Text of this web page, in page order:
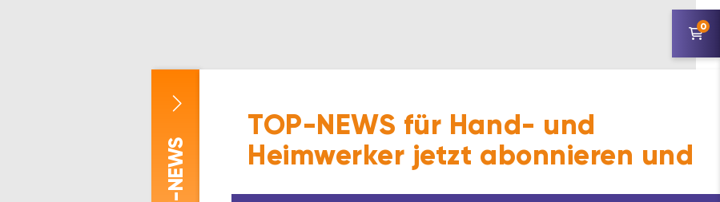
0
-NEWS
TOP-NEWS für Hand- und
Heimwerker jetzt abonnieren und